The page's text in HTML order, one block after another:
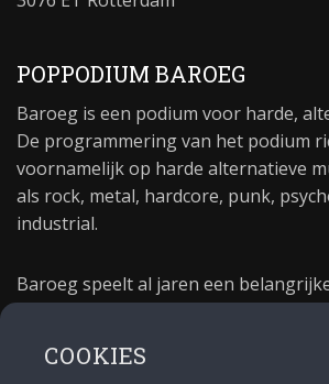
POPPODIUM BAROEG
Baroeg is een podium voor harde,
De programmering van het podium
voornamelijk op harde alternatieve
als rock, metal, hardcore, punk,
industrial.
Baroeg speelt al jaren een
poppodium 40 jaar.
COOKIES